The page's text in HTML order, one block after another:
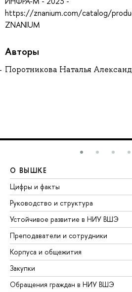
https://znanium.com/catalog/
ZNANIUM
Авторы
Поротникова Наталья
О ВЫШКЕ
Цифры и факты
Руководство и структура
Устойчивое развитие в НИУ ВШЭ
Преподаватели и сотрудники
Корпуса и общежития
Закупки
Обращения граждан в НИУ ВШЭ